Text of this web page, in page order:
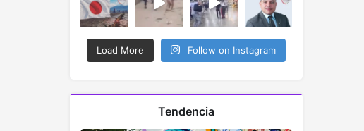
Load More Follow on Instagram
Tendencia